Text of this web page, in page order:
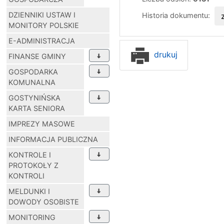
DZIENNIKI USTAW I
MONITORY POLSKIE
E-ADMINISTRACJA
FINANSE GMINY
GOSPODARKA
KOMUNALNA
GOSTYNIŃSKA
KARTA SENIORA
IMPREZY MASOWE
INFORMACJA PUBLICZNA
KONTROLE I
PROTOKOŁY Z
KONTROLI
MELDUNKI I
DOWODY OSOBISTE
MONITORING
Historia dokumentu:
drukuj